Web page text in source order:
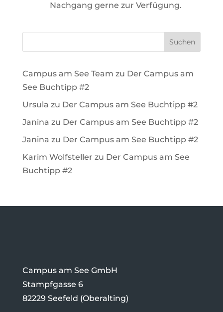
Nachgang gerne zur Verfügung.
Suchen
Campus am See Team zu Der Campus am
See Buchtipp #2
Ursula zu Der Campus am See Buchtipp #2
Janina zu Der Campus am See Buchtipp #2
Janina zu Der Campus am See Buchtipp #2
Karim Wolfsteller zu Der Campus am See
Buchtipp #2
Campus am See GmbH
Stampfgasse 6
82229 Seefeld (Oberalting)